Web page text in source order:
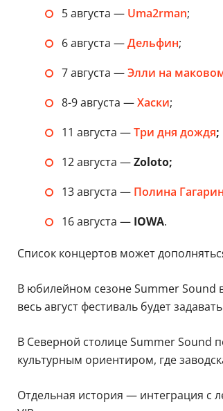
5 августа — Uma2rman;
6 августа —Дельфин;
7 августа —Элли на
8-9 августа —Хаски;
11 августа —Три дня дождя;
12 августа —Zoloto;
13 августа — Полина
16 августа — IOWA.
Список концертов может
В юбилейном сезоне Summer Sound
весь август фестиваль будет
В Северной столице Summer Sound
культурным ориентиром, где
Отдельная история — интеграция с